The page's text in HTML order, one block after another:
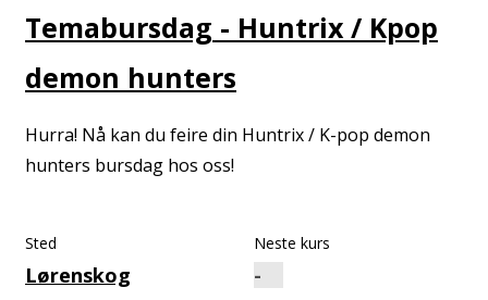
Temabursdag - Huntrix / Kpop
demon hunters
Hurra! Nå kan du feire din Huntrix / K-pop demon
hunters bursdag hos oss!
Sted
Lørenskog
Neste kurs